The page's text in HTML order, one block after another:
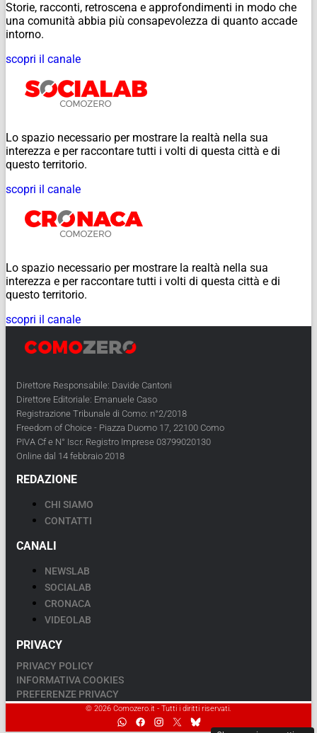
Storie, racconti, retroscena e approfondimenti in modo che
una comunità abbia più consapevolezza di quanto accade
intorno.
scopri il canale
Lo spazio necessario per mostrare la realtà nella sua
interezza e per raccontare tutti i volti di questa città e di
questo territorio.
scopri il canale
Lo spazio necessario per mostrare la realtà nella sua
interezza e per raccontare tutti i volti di questa città e di
questo territorio.
scopri il canale
Direttore Responsabile: Davide Cantoni
Direttore Editoriale: Emanuele Caso
Registrazione Tribunale di Como: n°2/2018
Freedom of Choice - Piazza Duomo 17, 22100 Como
PIVA Cf e N° Iscr. Registro Imprese 03799020130
Online dal 14 febbraio 2018
REDAZIONE
CHI SIAMO
CONTATTI
CANALI
NEWSLAB
SOCIALAB
CRONACA
VIDEOLAB
PRIVACY
PRIVACY POLICY
INFORMATIVA COOKIES
PREFERENZE PRIVACY
© 2026 Comozero.it - Tutti i diritti riservati.